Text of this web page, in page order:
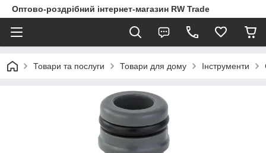
Оптово-роздрібний інтернет-магазин RW Trade
Товари та послуги Товари для дому Інструменти